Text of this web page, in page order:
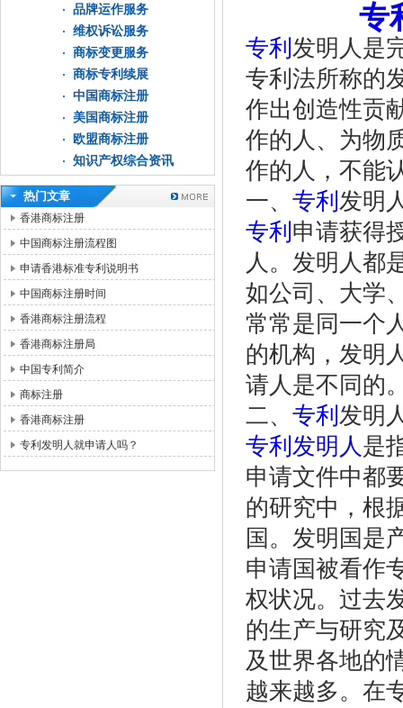
品牌运作服务
维权诉讼服务
商标变更服务
商标专利续展
中国商标注册
美国商标注册
欧盟商标注册
知识产权综合资讯
热门文章
香港商标注册
中国商标注册流程图
申请香港标准专利说明书
中国商标注册时间
香港商标注册流程
香港商标注册局
中国专利简介
商标注册
香港商标注册
专利发明人就申请人吗？
专
专利 发明人是
专利法所称的
作出创造性贡
作的人、为物
作的人，不能
一、 专利 发明
专利 申请获得
人。发明人都
如公司、大学
常常是同一个
的机构，发明
请人是不同的
二、 专利 发明
专利发明人是
申请文件中都
的研究中，根
国。发明国是
申请国被看作
权状况。过去
的生产与研究
及世界各地的
越来越多。在